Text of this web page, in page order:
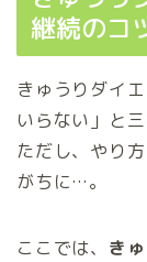
継続のコ
きゅうりダイ
いらない」と
ただし、やり
がちに…。
ここでは、 き